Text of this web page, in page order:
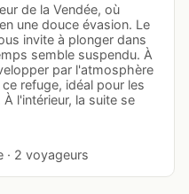
de la Vendée, où
une douce évasion. Le
invite à plonger dans
semble suspendu. À
par l'atmosphère
refuge, idéal pour les
l'intérieur, la suite se
· 2 voyageurs